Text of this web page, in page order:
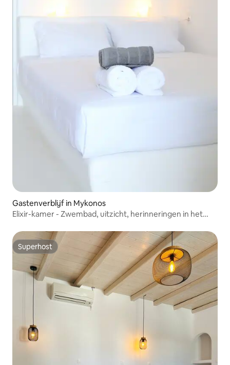
Gastenverblijf in Mykonos
Elixir-kamer - Zwembad, uitzicht, herinneringen in het
Superhost
Superhost